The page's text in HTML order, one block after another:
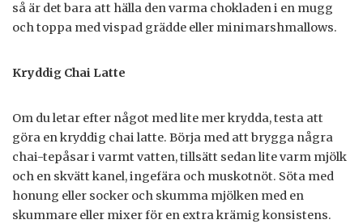
så är det bara att hälla den varma chokladen i en mugg
och toppa med vispad grädde eller minimarshmallows.
Kryddig Chai Latte
Om du letar efter något med lite mer krydda, testa att
göra en kryddig chai latte. Börja med att brygga några
chai-tepåsar i varmt vatten, tillsätt sedan lite varm mjölk
och en skvätt kanel, ingefära och muskotnöt. Söta med
honung eller socker och skumma mjölken med en
skummare eller mixer för en extra krämig konsistens.